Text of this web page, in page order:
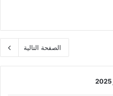
الصفحة التالية